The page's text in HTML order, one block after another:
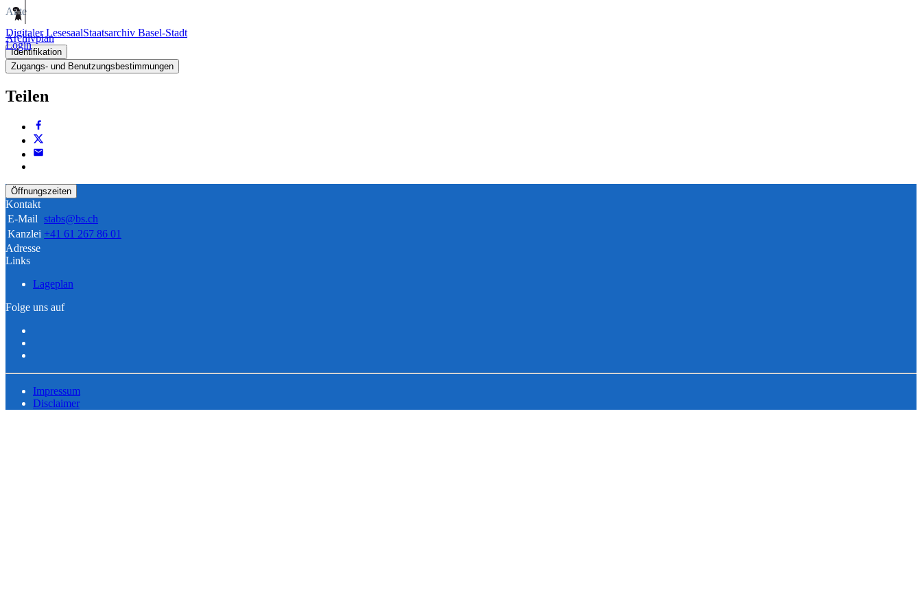
Digitaler LesesaalStaatsarchiv Basel-Stadt
Login
Akte
Archivplan
Identifikation
Zugangs- und Benutzungsbestimmungen
Teilen
Öffnungszeiten
Kontakt
E-Mail stabs@bs.ch
Kanzlei +41 61 267 86 01
Adresse
Links
Lageplan
Folge uns auf
Impressum
Disclaimer